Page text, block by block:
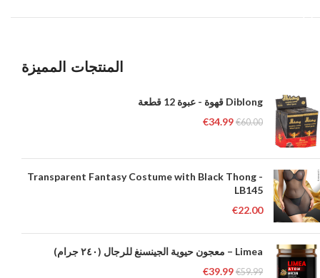
المنتجات المميزة
Diblong قهوة - عبوة 12 قطعة
€60.00
€34.99
Transparent Fantasy Costume with Black Thong -
LB145
€22.00
Limea – معجون حيوية الجينسنغ للرجال (٢٤٠ جرام)
€59.99
€39.99